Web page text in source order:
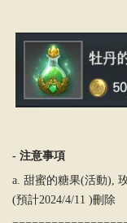
- 注意事項
a. 甜蜜的糖果(活動),
(預計2024/4/11 )刪除